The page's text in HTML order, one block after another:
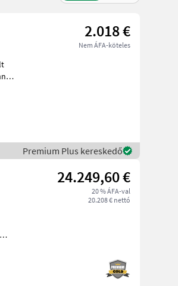
2.018 €
Nem ÁFA-köteles
Premium Plus kereskedő
24.249,60 €
20 % ÁFA-val
20.208 € nettó